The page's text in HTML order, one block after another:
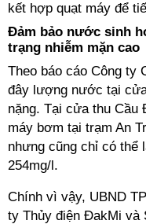
kết hợp quạt máy để
Đảm bảo nước sinh
trạng nhiễm mặn cao
Theo báo cáo Công ty
đây lượng nước tại
nặng. Tại cửa thu Cầu
máy bơm tại trạm An
nhưng cũng chỉ có thể
254mg/l.
Chính vì vậy, UBND
ty Thủy điện ĐakMi và